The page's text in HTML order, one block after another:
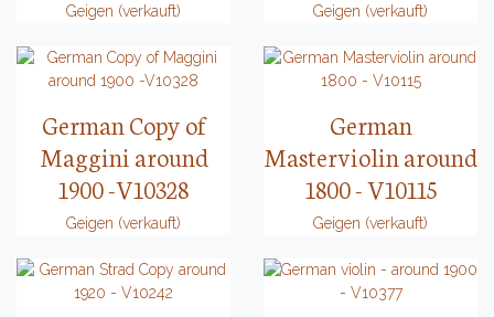
Geigen (verkauft) Geigen (verkauft)
German Copy of
Maggini around
1900 -V10328
Geigen (verkauft)
German
Masterviolin around
1800 - V10115
Geigen (verkauft)